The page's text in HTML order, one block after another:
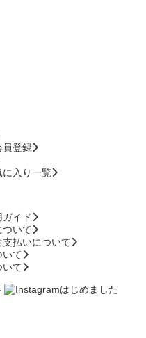
員登録
に入り一覧
ガイド
ついて
支払いについて
いて
いて